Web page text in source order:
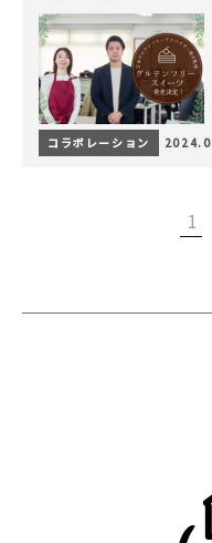
コラボレーション
1